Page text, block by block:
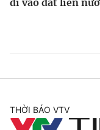
THỜI BÁO VTV